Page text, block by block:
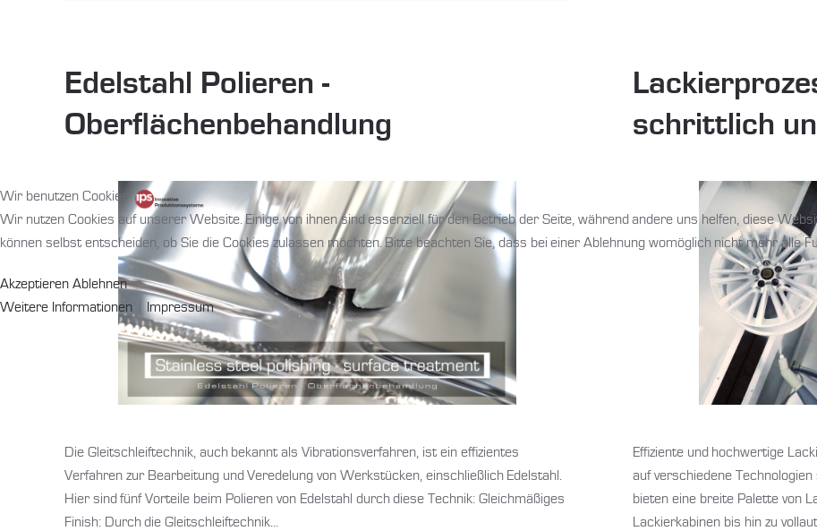
Edelstahl Polieren -
Oberflächenbehandlung
Die Gleitschleiftechnik, auch bekannt als Vibrationsverfahren, ist ein effizientes
Verfahren zur Bearbeitung und Veredelung von Werkstücken, einschließlich Edelstahl.
Hier sind fünf Vorteile beim Polieren von Edelstahl durch diese Technik: Gleichmäßiges
Finish: Durch die Gleitschleiftechnik...
schritt­lich
Effiziente und hochwertige
auf verschiedene
bieten eine breite Palette von
Lackierkabinen bis hin zu
Wir benutzen Cookies
Wir nutzen Cookies auf unserer Website. Einige von ihnen sind essenziell für den Betrieb der Seite, während andere uns helfen, diese
können selbst entscheiden, ob Sie die Cookies zulassen möchten. Bitte beachten Sie, dass bei einer Ablehnung womöglich nicht mehr alle
Akzeptieren Ablehnen
Weitere Informationen
Impressum